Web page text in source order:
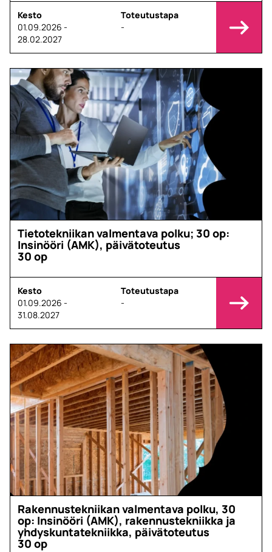
Kesto
01.09.2026 -
28.02.2027
Toteutustapa
-
Tietotekniikan valmentava polku; 30 op:
Insinööri (AMK), päivätoteutus
30 op
Kesto
01.09.2026 -
31.08.2027
Toteutustapa
-
Rakennustekniikan valmentava polku, 30
op: Insinööri (AMK), rakennustekniikka ja
yhdyskuntatekniikka, päivätoteutus
30 op